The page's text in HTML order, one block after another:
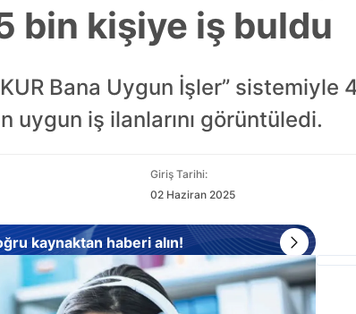
bin kişiye iş buldu
Bana Uygun İşler”
uygun iş ilanlarını görüntüledi.
Giriş Tarihi:
02 Haziran 2025
kaynaktan haberi alın!